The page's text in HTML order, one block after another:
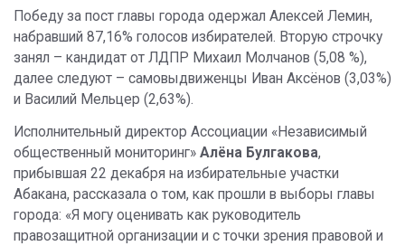
Победу за пост главы города одержал Алексей Лемин,
набравший 87,16% голосов избирателей. Вторую строчку
занял – кандидат от ЛДПР Михаил Молчанов (5,08 %),
далее следуют – самовыдвиженцы Иван Аксёнов (3,03%)
и Василий Мельцер (2,63%).
Исполнительный директор Ассоциации «Независимый
общественный мониторинг» Алёна Булгакова,
прибывшая 22 декабря на избирательные участки
Абакана, рассказала о том, как прошли в выборы главы
города: «Я могу оценивать как руководитель
правозащитной организации и с точки зрения правовой и